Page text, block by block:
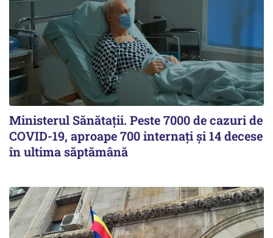
Ministerul Sănătații. Peste 7000 de cazuri de
COVID-19, aproape 700 internați și 14 decese
în ultima săptămână